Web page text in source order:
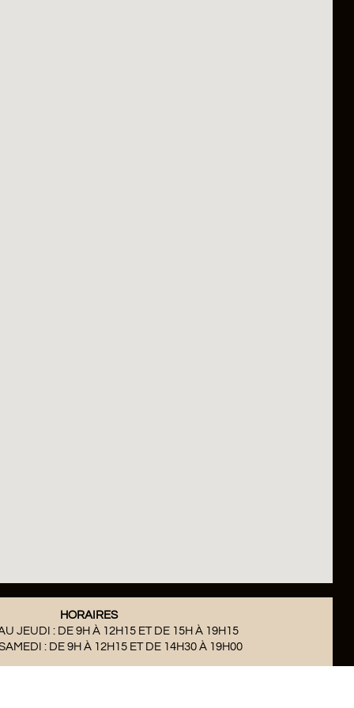
HORAIRES
JEUDI : DE 9H À 12H15 ET DE 15H À 19H15
: DE 9H À 12H15 ET DE 14H30 À 19H00